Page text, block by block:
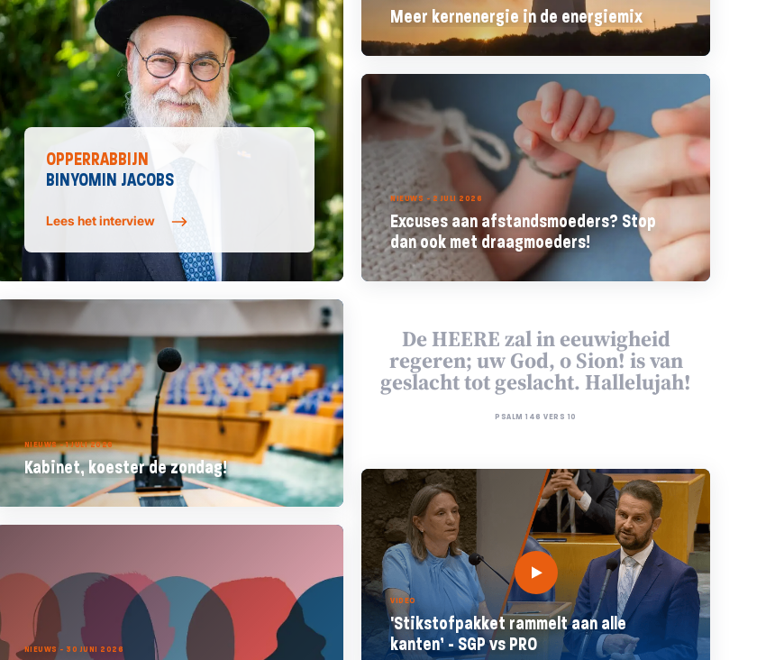
Meer kernenergie in de energiemix
OPPERRABBIJN
BINYOMIN JACOBS
Lees het interview
NIEUWS - 2 JULI 2026
Excuses aan afstandsmoeders? Stop
dan ook met draagmoeders!
NIEUWS - 1 JULI 2026
Kabinet, koester de zondag!
De HEERE zal in eeuwigheid
regeren; uw God, o Sion! is van
geslacht tot geslacht. Hallelujah!
PSALM 146 VERS 10
VIDEO
'Stikstofpakket rammelt aan alle
kanten’ - SGP vs PRO
NIEUWS - 30 JUNI 2026